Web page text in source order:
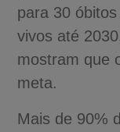
para 30
vivos até
mostram que
meta.
Mais de 90%